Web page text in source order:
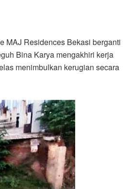
MAJ Residences Bekasi berganti
Bina Karya mengakhiri kerja
menimbulkan kerugian secara